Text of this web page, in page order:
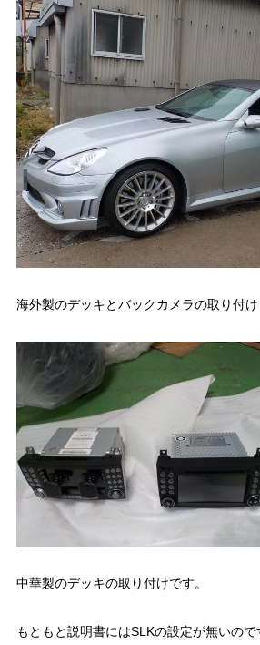
海外製のデッキとバックカメラの取り付け
中華製のデッキの取り付けです。
もともと説明書にはSLKの設定が無いの